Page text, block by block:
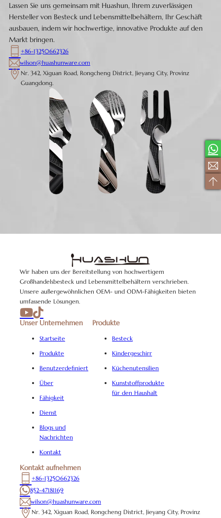
Lassen Sie uns gemeinsam mit Huashun, Ihrem zuverlässigen
Hersteller von Besteck und Lebensmittelbehältern, Ihr Geschäft
ausbauen, indem wir hochwertige, innovative Produkte auf den
Markt bringen.
+86-13250662326
wilson@huashunware.com
Nr. 342, Xiguan Road, Rongcheng District, Jieyang City, Provinz
Guangdong.
Wir haben uns der Bereitstellung von hochwertigem
Großhandelsbesteck und Lebensmittelbehältern verschrieben.
Unsere außergewöhnlichen OEM- und ODM-Fähigkeiten bieten
umfassende Lösungen.
Unser Unternehmen
Startseite
Produkte
Benutzerdefiniert
Über
Fähigkeit
Dienst
Blogs und
Nachrichten
Kontakt
Produkte
Besteck
Kindergeschirr
Küchenutensilien
Kunststoffprodukte
für den Haushalt
Kontakt aufnehmen
+86-13250662326
852-47181169
wilson@huashunware.com
Nr. 342, Xiguan Road, Rongcheng District, Jieyang City, Provinz